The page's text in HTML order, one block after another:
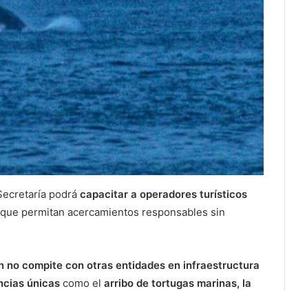
podrá capacitar a operadores turísticos
que permitan acercamientos responsables sin
no compite con otras entidades en infraestructura
únicas como el arribo de tortugas marinas, la